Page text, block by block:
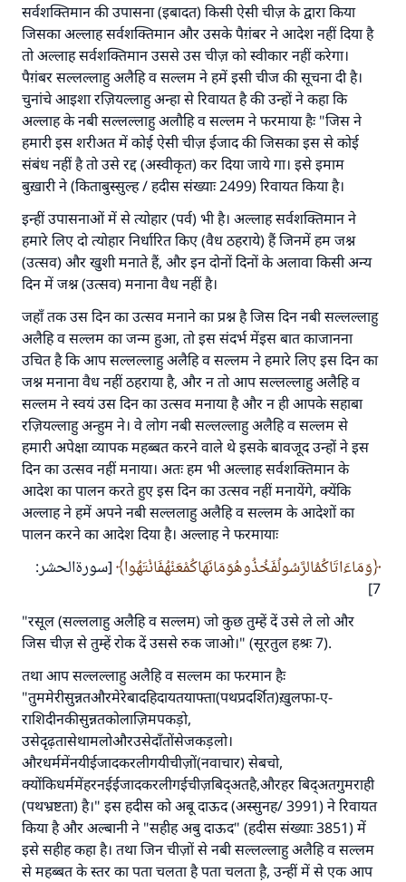
सर्वशक्तिमान की उपासना (इबादत) किसी ऐसी चीज़ के द्वारा किया
जिसका अल्लाह सर्वशक्तिमान और उसके पैग़ंबर ने आदेश नहीं दिया है
तो अल्लाह सर्वशक्तिमान उससे उस चीज़ को स्वीकार नहीं करेगा।
पैग़ंबर सल्लल्लाहु अलैहि व सल्लम ने हमें इसी चीज की सूचना दी है।
चुनांचे आइशा रज़ियल्लाहु अन्हा से रिवायत है की उन्हों ने कहा कि
अल्लाह के नबी सल्लल्लाहु अलौहि व सल्लम ने फरमाया हैः "जिस ने
हमारी इस शरीअत में कोई ऐसी चीज़ ईजाद की जिसका इस से कोई
संबंध नहीं है तो उसे रद्द (अस्वीकृत) कर दिया जाये गा। इसे इमाम
बुख़ारी ने (किताबुस्सुल्ह / हदीस संख्याः 2499) रिवायत किया है।
इन्हीं उपासनाओं में से त्योहार (पर्व) भी है। अल्लाह सर्वशक्तिमान ने
हमारे लिए दो त्योहार निर्धारित किए (वैध ठहराये) हैं जिनमें हम जश्न
(उत्सव) और खुशी मनाते हैं, और इन दोनों दिनों के अलावा किसी अन्य
दिन में जश्न (उत्सव) मनाना वैध नहीं है।
जहाँ तक उस दिन का उत्सव मनाने का प्रश्न है जिस दिन नबी सल्लल्लाहु
अलैहि व सल्लम का जन्म हुआ, तो इस संदर्भ मेंइस बात काजानना
उचित है कि आप सल्लल्लाहु अलैहि व सल्लम ने हमारे लिए इस दिन का
जश्न मनाना वैध नहीं ठहराया है, और न तो आप सल्लल्लाहु अलैहि व
सल्लम ने स्वयं उस दिन का उत्सव मनाया है और न ही आपके सहाबा
रज़ियल्लाहु अन्हुम ने। वे लोग नबी सल्लल्लाहु अलैहि व सल्लम से
हमारी अपेक्षा व्यापक महब्बत करने वाले थे इसके बावजूद उन्हों ने इस
दिन का उत्सव नहीं मनाया। अतः हम भी अल्लाह सर्वशक्तिमान के
आदेश का पालन करते हुए इस दिन का उत्सव नहीं मनायेंगे, क्येंकि
अल्लाह ने हमें अपने नबी सल्ललाहु अलैहि व सल्लम के आदेशों का
पालन करने का आदेश दिया है। अल्लाह ने फरमायाः
وَمَاءَاتَاكُمُالرَّسُولُفَخُذُوهُوَمَانَهَاكُمْعَنْهُفَانْتَهُوا
[سورةالحشر:
7]
"रसूल (सल्ललाहु अलैहि व सल्लम) जो कुछ तुम्हें दें उसे ले लो और
जिस चीज़ से तुम्हें रोक दें उससे रुक जाओ।" (सूरतुल हश्रः 7).
तथा आप सल्लल्लाहु अलैहि व सल्लम का फरमान हैः
"तुममेरीसुन्नतऔरमेरेबादहिदायतयाफ्ता(पथप्रदर्शित)ख़ुलफा-ए-
राशिदीनकीसुन्नतकोलाज़िमपकड़ो,
उसेदृढ़तासेथामलोऔरउसेदाँतोंसेजकड़लो।
औरधर्ममेंनयीईजादकरलीगयीचीज़ों(नवाचार) सेबचो,
क्योंकिधर्ममेंहरनईईजादकरलीगईचीज़बिद्अतहै,औरहर बिद्अतगुमराही
(पथभ्रष्टता) है।" इस हदीस को अबू दाऊद (अस्सुनह/ 3991) ने रिवायत
किया है और अल्बानी ने "सहीह अबु दाऊद" (हदीस संख्याः 3851) में
इसे सहीह कहा है। तथा जिन चीज़ों से नबी सल्लल्लाहु अलैहि व सल्लम
से महब्बत के स्तर का पता चलता है पता चलता है़, उन्हीं में से एक आप
उत्तर संख्या 110845 ने एक शादी बचाई।.
उम्मत के प्रश्नों का उत्तर देने में हमारी सहायता करें
अल्लाह के रसूल सल्लल्लाहु अलैहि व सल्लम ने फरमाया :
'जो व्यक्ति भलाई का मार्ग दर्शाए, उसके लिए उस भलाई के
करने वाले के समान प्रतिफल है।''
(मुस्लिम : 1893).
योगदान करें